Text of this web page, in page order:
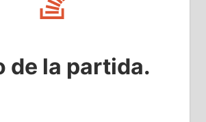
de la partida.